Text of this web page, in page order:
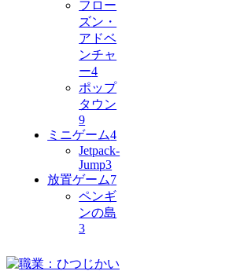
フロー
ズン・
アドベ
ンチャ
ー4
ポップ
タウン
9
ミニゲーム4
Jetpack-
Jump3
放置ゲーム7
ペンギ
ンの島
3